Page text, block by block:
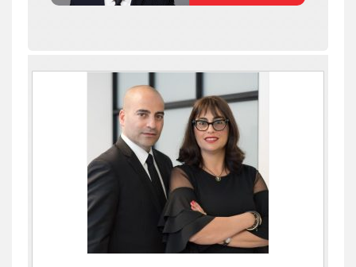
גיא זהבי משרד עורכי דין
פלילי משפחה
503456449
עו"ד איהאב ג'לג'ולי
פלילי מעצרים וחקירות עורכי דין לענייני
אסירים